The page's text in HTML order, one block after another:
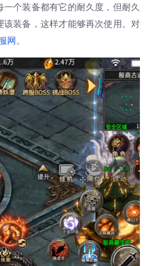
个装备都有它的耐久度，但耐久
装备，这样才能够再次使用。对
网。